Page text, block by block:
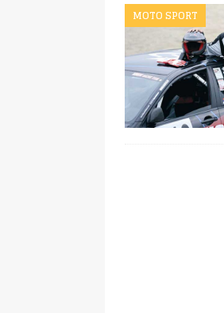
MOTO SPORT